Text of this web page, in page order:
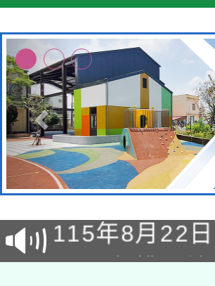
轉知經濟部水
業技術研究院
用水績優單位
115年8月22
桃園市孔廟
2026年桃園